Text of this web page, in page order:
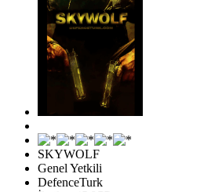
SKYWOLF
Genel Yetkili
DefenceTurk